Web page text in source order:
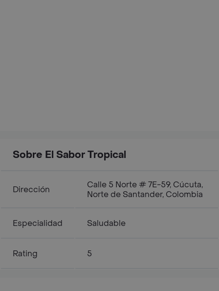
Sobre El Sabor Tropical
Dirección
Calle 5 Norte # 7E-59, Cúcuta,
Norte de Santander, Colombia
Especialidad Saludable
Rating 5